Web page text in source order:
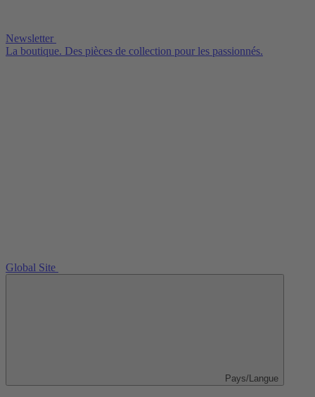
Newsletter
La boutique. Des pièces de collection pour les passionnés.
Global Site
Pays/Langue